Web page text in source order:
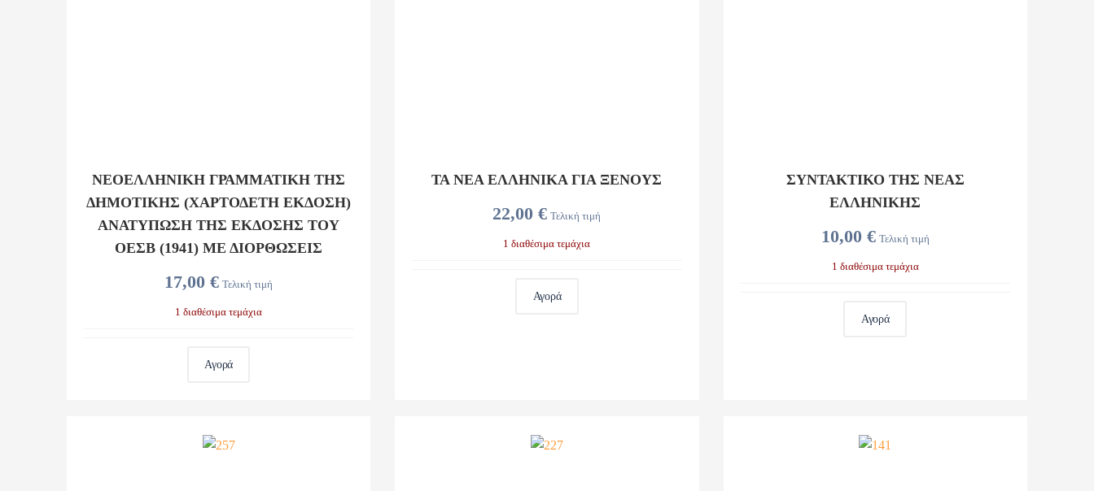
17,00 € Τελική τιμή
ΝΕΟΕΛΛΗΝΙΚΗ ΓΡΑΜΜΑΤΙΚΗ ΤΗΣ
ΔΗΜΟΤΙΚΗΣ (ΧΑΡΤΟΔΕΤΗ ΕΚΔΟΣΗ)
ΑΝΑΤΥΠΩΣΗ ΤΗΣ ΕΚΔΟΣΗΣ ΤΟΥ
ΟΕΣΒ (1941) ΜΕ ΔΙΟΡΘΩΣΕΙΣ
1 διαθέσιμα τεμάχια
Αγορά
22,00 € Τελική τιμή
ΤΑ ΝΕΑ ΕΛΛΗΝΙΚΑ ΓΙΑ ΞΕΝΟΥΣ
1 διαθέσιμα τεμάχια
Αγορά
10,00 € Τελική τιμή
ΣΥΝΤΑΚΤΙΚΟ ΤΗΣ ΝΕΑΣ
ΕΛΛΗΝΙΚΗΣ
1 διαθέσιμα τεμάχια
Αγορά